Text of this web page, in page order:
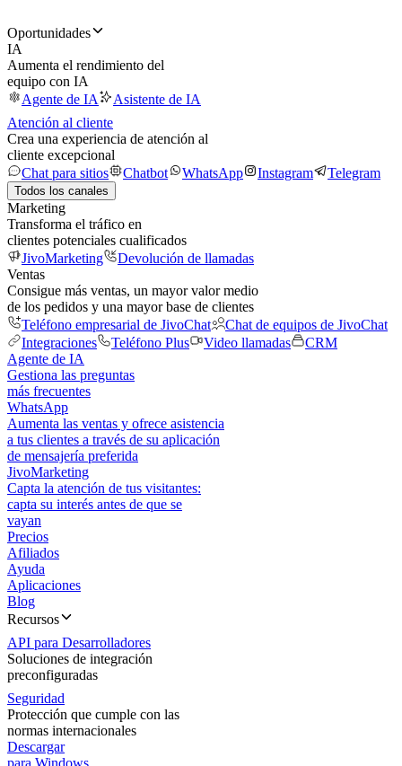
Oportunidades
IA
Aumenta el rendimiento del
equipo con IA
Agente de IA
Asistente de IA
Atención al cliente
Crea una experiencia de atención al
cliente excepcional
Chat para sitios
Chatbot WhatsApp Instagram Telegram
Todos los canales
Marketing
Transforma el tráfico en
clientes potenciales cualificados
JivoMarketing
Devolución de llamadas
Ventas
Consigue más ventas, un mayor valor medio
de los pedidos y una mayor base de clientes
Teléfono empresarial de JivoChat
Chat de equipos de JivoChat
Integraciones
Teléfono Plus Video llamadas
CRM
Agente de IA
Gestiona las preguntas
más frecuentes
WhatsApp
Aumenta las ventas y ofrece asistencia
a tus clientes a través de su aplicación
de mensajería preferida
JivoMarketing
Capta la atención de tus visitantes:
capta su interés antes de que se
vayan
Precios
Afiliados
Ayuda
Aplicaciones
Blog
Recursos
API para Desarrolladores
Soluciones de integración
preconfiguradas
Seguridad
Protección que cumple con las
normas internacionales
Descargar
para Windows